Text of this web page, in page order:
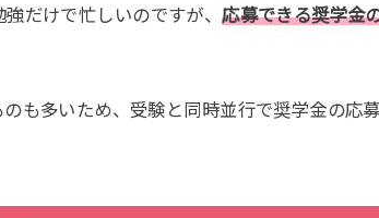
だけで忙しいのですが、応募できる奨学金
も多いため、受験と同時並行で奨学金の応